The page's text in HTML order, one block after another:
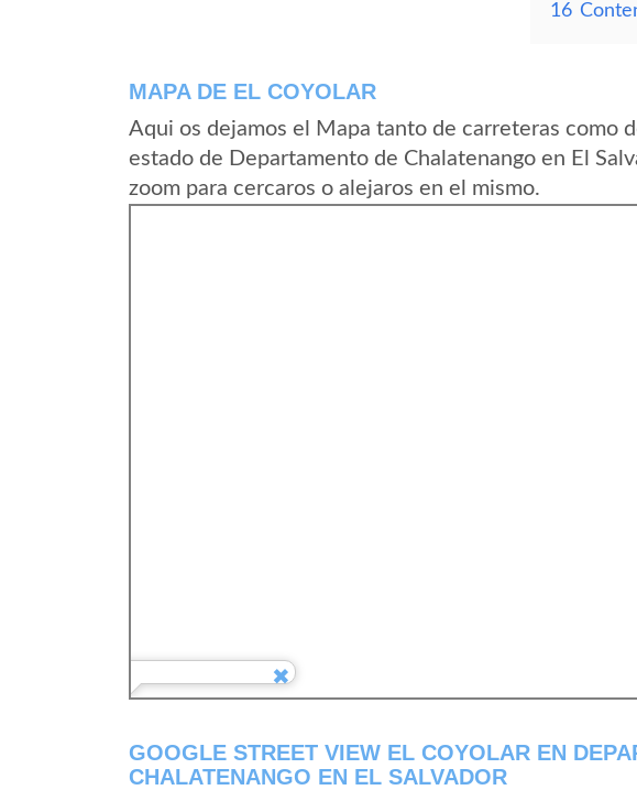
16
MAPA DE EL COYOLAR
Aqui os dejamos el Mapa tanto de carreteras como
estado de Departamento de Chalatenango en El
zoom para cercaros o alejaros en el mismo.
GOOGLE STREET VIEW EL COYOLAR EN
CHALATENANGO EN EL SALVADOR